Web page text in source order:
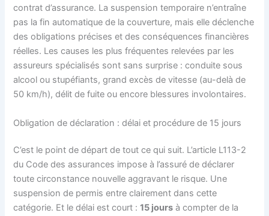
contrat d’assurance. La suspension temporaire n’entraîne
pas la fin automatique de la couverture, mais elle déclenche
des obligations précises et des conséquences financières
réelles. Les causes les plus fréquentes relevées par les
assureurs spécialisés sont sans surprise : conduite sous
alcool ou stupéfiants, grand excès de vitesse (au-delà de
50 km/h), délit de fuite ou encore blessures involontaires.
Obligation de déclaration : délai et procédure de 15 jours
C’est le point de départ de tout ce qui suit. L’article L113-2
du Code des assurances impose à l’assuré de déclarer
toute circonstance nouvelle aggravant le risque. Une
suspension de permis entre clairement dans cette
catégorie. Et le délai est court :15 jours à compter de la